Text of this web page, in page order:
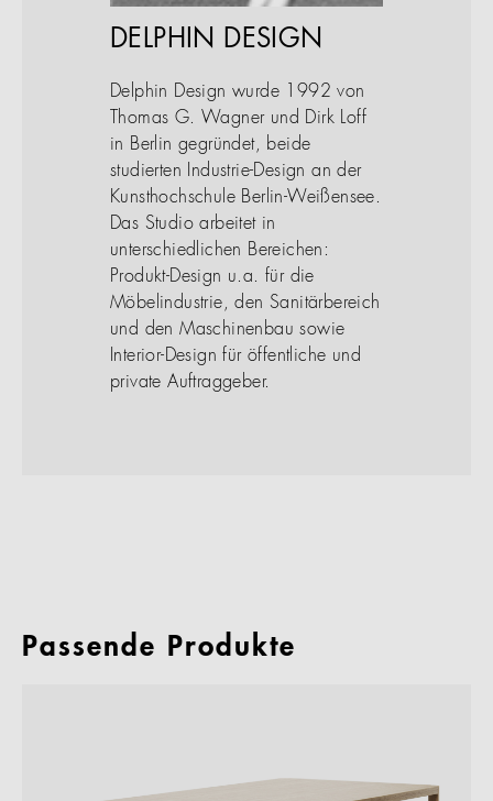
DELPHIN DESIGN
Delphin Design wurde 1992 von
Thomas G. Wagner und Dirk Loff
in Berlin gegründet, beide
studierten Industrie-Design an der
Kunsthochschule Berlin-Weißensee.
Das Studio arbeitet in
unterschiedlichen Bereichen:
Produkt-Design u.a. für die
Möbelindustrie, den Sanitärbereich
und den Maschinenbau sowie
Interior-Design für öffentliche und
private Auftraggeber.
Passende Produkte